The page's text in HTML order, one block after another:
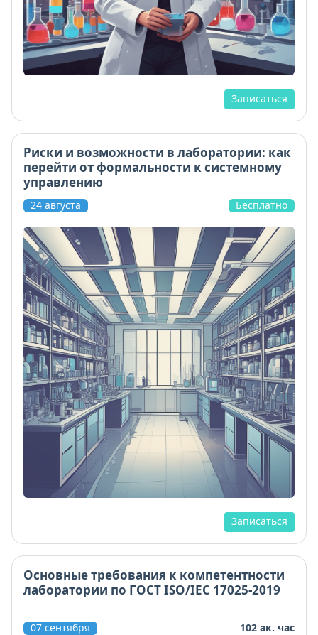
Записаться
Риски и возможности в лаборатории: как
перейти от формальности к системному
управлению
24 августа Бесплатно
Записаться
Основные требования к компетентности
лаборатории по ГОСТ ISO/IEC 17025-2019
07 сентября 102 ак. час